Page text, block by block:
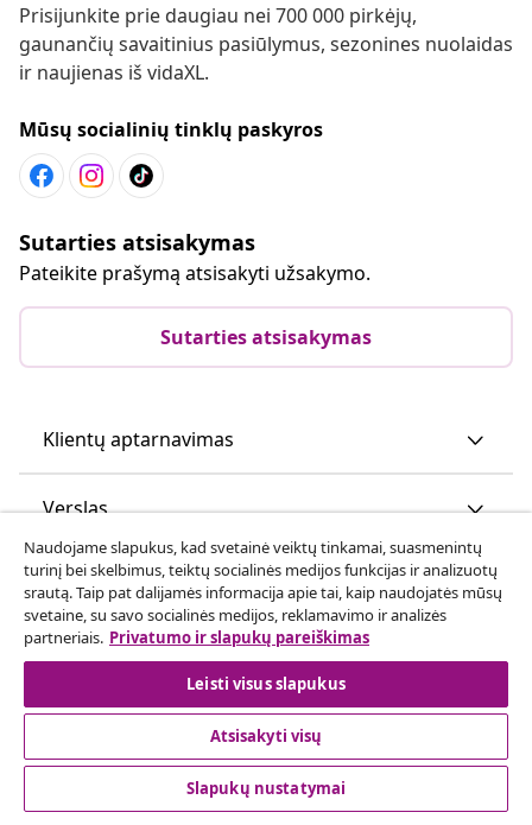
Prisijunkite prie daugiau nei 700 000 pirkėjų,
gaunančių savaitinius pasiūlymus, sezonines nuolaidas
ir naujienas iš vidaXL.
Mūsų socialinių tinklų paskyros
Sutarties atsisakymas
Pateikite prašymą atsisakyti užsakymo.
Sutarties atsisakymas
Klientų aptarnavimas
Verslas
vidaXL
Atraskite daugiau
Naudojame slapukus, kad svetainė veiktų tinkamai, suasmenintų
turinį bei skelbimus, teiktų socialinės medijos funkcijas ir analizuotų
srautą. Taip pat dalijamės informacija apie tai, kaip naudojatės mūsų
svetaine, su savo socialinės medijos, reklamavimo ir analizės
partneriais. Privatumo ir slapukų pareiškimas
Leisti visus slapukus
Atsisakyti visų
Slapukų nustatymai